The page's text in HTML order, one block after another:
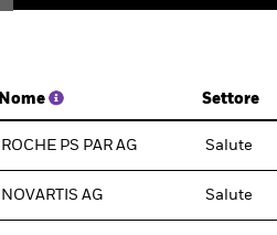
Nome Settore
ROCHE PS PAR AG Salute
NOVARTIS AG Salute